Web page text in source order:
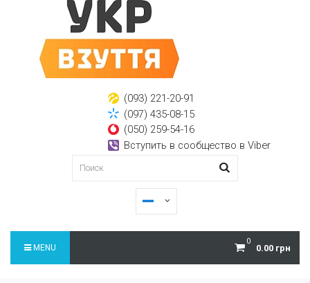
(093) 221-20-91
(097) 435-08-15
(050) 259-54-16
Вступить в сообщество в Viber
0
0.00 грн
MENU